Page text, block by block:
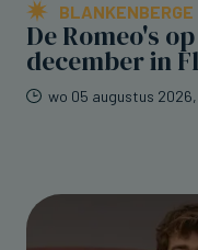
BLANKENBERGE
De Romeo's
december in
wo 05 augustus 2026,